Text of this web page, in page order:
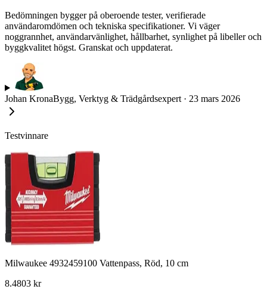
Bedömningen bygger på oberoende tester, verifierade
användaromdömen och tekniska specifikationer. Vi väger
noggrannhet, användarvänlighet, hållbarhet, synlighet på libeller och
byggkvalitet högst. Granskat och uppdaterat.
Johan KronaBygg, Verktyg & Trädgårdsexpert · 23 mars 2026
Testvinnare
Milwaukee 4932459100 Vattenpass, Röd, 10 cm
8.4803 kr